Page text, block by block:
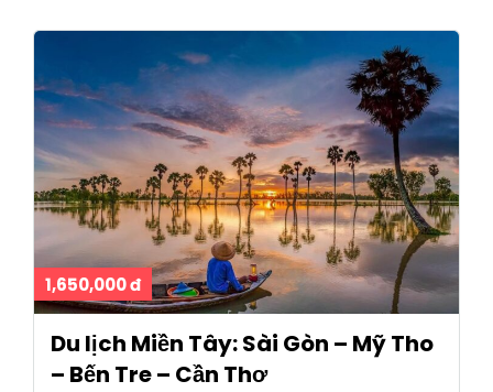
1,650,000 đ
Du lịch Miền Tây: Sài Gòn – Mỹ Tho
– Bến Tre – Cần Thơ